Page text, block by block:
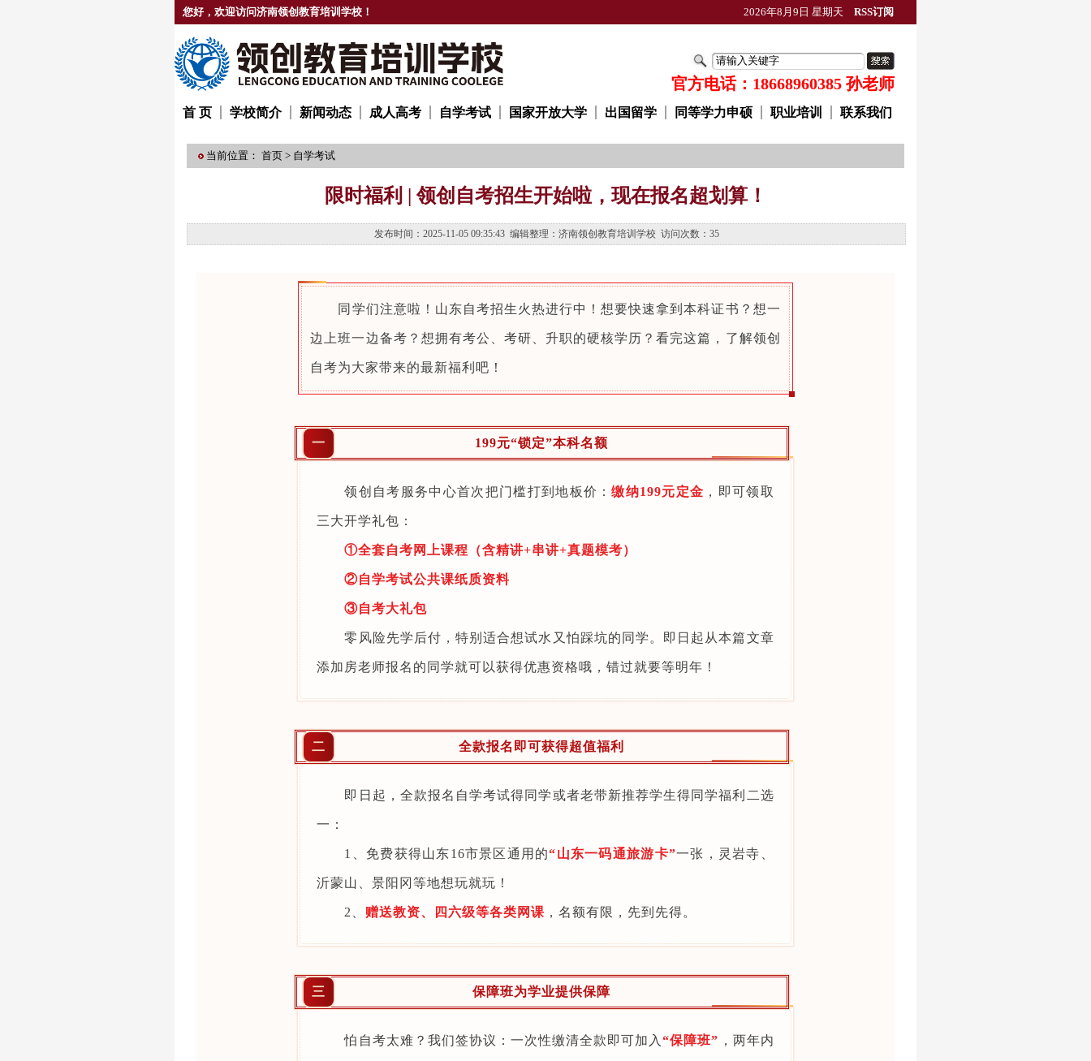
您好，欢迎访问济南领创教育培训学校！ 2026年8月9日 星期天 RSS订阅
官方电话：18668960385 孙老师
首 页 学校简介 新闻动态 成人高考 自学考试 国家开放大学 出国留学 同等学力申硕 职业培训 联系我们
当前位置： 首页 > 自学考试
限时福利 | 领创自考招生开始啦，现在报名超划算！
发布时间：2025-11-05 09:35:43 编辑整理：济南领创教育培训学校 访问次数： 35
同学们注意啦！山东自考招生火热进行中！想要快速拿到本科证书？想一
边上班一边备考？想拥有考公、考研、升职的硬核学历？看完这篇，了解领创
自考为大家带来的最新福利吧！
一 199元“锁定”本科名额
领创自考服务中心首次把门槛打到地板价：缴纳199元定金 ，即可领取
三大开学礼包：
①全套自考网上课程（含精讲+串讲+真题模考）
②自学考试公共课纸质资料
③自考大礼包
零风险先学后付，特别适合想试水又怕踩坑的同学。即日起从本篇文章
添加房老师报名的同学就可以获得优惠资格哦，错过就要等明年！
二 全款报名即可获得超值福利
即日起，全款报名自学考试得同学或者老带新推荐学生得同学福利二选
一：
1、免费获得山东16市景区通用的“山东一码通旅游卡”一张，灵岩寺、
沂蒙山、景阳冈等地想玩就玩！
2、 赠送教资、四六级等各类网课 ，名额有限，先到先得。
三 保障班为学业提供保障
怕自考太难？我们签协议：一次性缴清全款即可加入“保障班” ，两年内